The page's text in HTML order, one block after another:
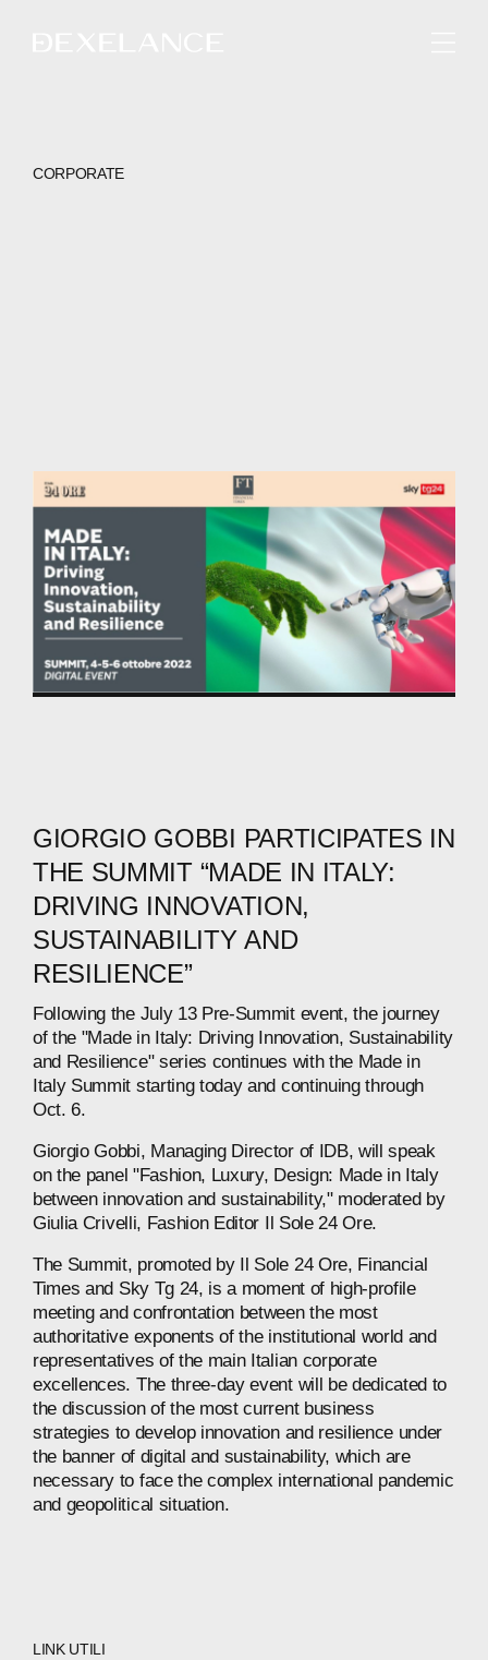
CORPORATE
GIORGIO GOBBI PARTICIPATES IN
THE SUMMIT “MADE IN ITALY:
DRIVING INNOVATION,
SUSTAINABILITY AND
RESILIENCE”
Following the July 13 Pre-Summit event, the journey
of the "Made in Italy: Driving Innovation, Sustainability
and Resilience" series continues with the Made in
Italy Summit starting today and continuing through
Oct. 6.
Giorgio Gobbi, Managing Director of IDB, will
speak
on the panel "Fashion, Luxury, Design: Made in Italy
between innovation and sustainability," moderated by
Giulia Crivelli, Fashion Editor Sole 24 Ore.
The Summit, promoted by Sole 24 Ore, Financial
Times and Sky Tg 24, is a moment of high-profile
meeting and confrontation between the most
authoritative exponents of the institutional world and
representatives of the main Italian corporate
excellences. The three-day event will be dedicated to
the discussion of the most current business
strategies to develop innovation and resilience under
the banner of digital and sustainability, which are
necessary to face the complex international pandemic
and geopolitical situation.
LINK UTILI